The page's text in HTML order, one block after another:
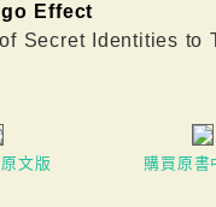
Effect
Secret Identities to
文版 購買原書